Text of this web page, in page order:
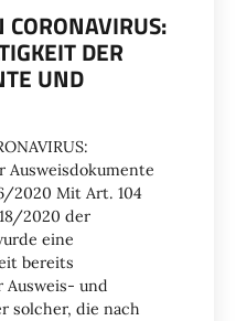
DER
UND
Ausweisdokumente
2020 Mit Art. 104
2020 der
eine
bereits
Ausweis- und
solcher, die nach